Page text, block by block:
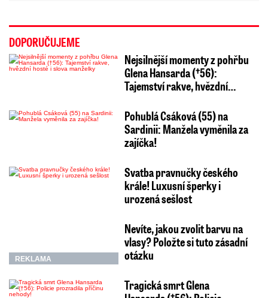
DOPORUČUJEME
Nejsilnější momenty z pohřbu
Glena Hansarda (†56):
Tajemství rakve, hvězdní…
Pohublá Csáková (55) na
Sardinii: Manžela vyměnila za
zajíčka!
Svatba pravnučky českého
krále! Luxusní šperky i
urozená sešlost
REKLAMA
Nevíte, jakou zvolit barvu na
vlasy? Položte si tuto zásadní
otázku
Tragická smrt Glena